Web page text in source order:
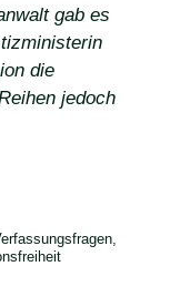
gab es
die
jedoch